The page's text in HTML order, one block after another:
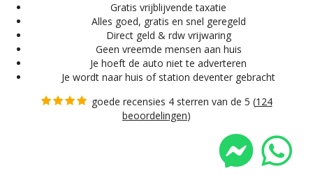
Gratis vrijblijvende taxatie
Alles goed, gratis en snel geregeld
Direct geld & rdw vrijwaring
Geen vreemde mensen aan huis
Je hoeft de auto niet te adverteren
Je wordt naar huis of station deventer gebracht
goede recensies 4 sterren van de 5 (124
beoordelingen)